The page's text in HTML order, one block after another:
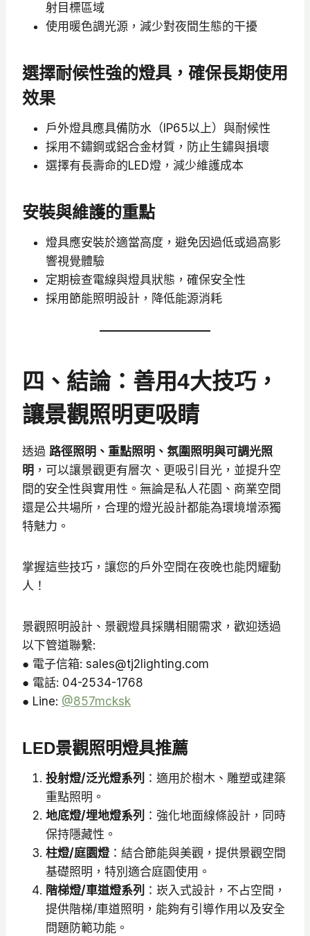
射目標區域
使用暖色調光源，減少對夜間生態的干擾
選擇耐候性強的燈具，確保長期使用
效果
戶外燈具應具備防水（IP65以上）與耐候性
採用不鏽鋼或鋁合金材質，防止生鏽與損壞
選擇有長壽命的LED燈，減少維護成本
安裝與維護的重點
燈具應安裝於適當高度，避免因過低或過高影
響視覺體驗
定期檢查電線與燈具狀態，確保安全性
採用節能照明設計，降低能源消耗
四、結論：善用4大技巧，
讓景觀照明更吸睛
透過 路徑照明、重點照明、氛圍照明與可調光照
明 ，可以讓景觀更有層次、更吸引目光，並提升空
間的安全性與實用性。無論是私人花園、商業空間
還是公共場所，合理的燈光設計都能為環境增添獨
特魅力。
掌握這些技巧，讓您的戶外空間在夜晚也能閃耀動
人！
景觀照明設計、景觀燈具採購相關需求，歡迎透過
以下管道聯繫:
● 電子信箱: sales@tj2lighting.com
● 電話: 04-2534-1768
● Line: @857mcksk
LED景觀照明燈具推薦
投射燈/泛光燈系列 ：適用於樹木、雕塑或建築
重點照明。
地底燈/埋地燈系列 ：強化地面線條設計，同時
保持隱藏性。
柱燈/庭園燈：結合節能與美觀，提供景觀空間
基礎照明，特別適合庭園使用。
階梯燈/車道燈系列 ：崁入式設計，不占空間，
提供階梯/車道照明，能夠有引導作用以及安全
問題防範功能。